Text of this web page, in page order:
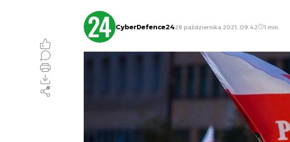
CyberDefence2428 października 2021, 09:42 1 min.